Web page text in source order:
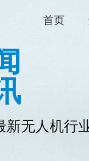
首页
新无人机行